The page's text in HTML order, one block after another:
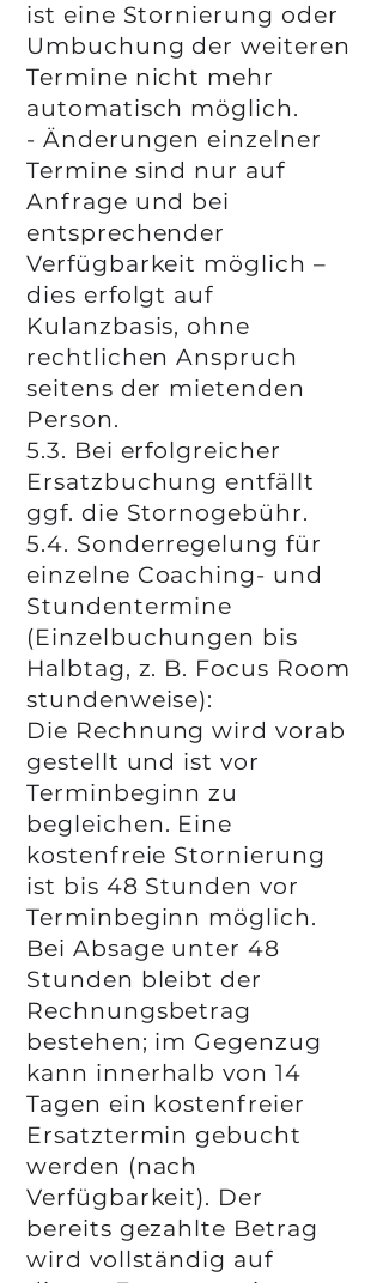
ist eine Stornierung oder
Umbuchung der weiteren
Termine nicht mehr
automatisch möglich.
- Änderungen einzelner
Termine sind nur auf
Anfrage und bei
entsprechender
Verfügbarkeit möglich –
dies erfolgt auf
Kulanzbasis, ohne
rechtlichen Anspruch
seitens der mietenden
Person.
5.3. Bei erfolgreicher
Ersatzbuchung entfällt
ggf. die Stornogebühr.
5.4. Sonderregelung für
einzelne Coaching- und
Stundentermine
(Einzelbuchungen bis
Halbtag, z. B. Focus Room
stundenweise):
Die Rechnung wird vorab
gestellt und ist vor
Terminbeginn zu
begleichen. Eine
kostenfreie Stornierung
ist bis 48 Stunden vor
Terminbeginn möglich.
Bei Absage unter 48
Stunden bleibt der
Rechnungsbetrag
bestehen; im Gegenzug
kann innerhalb von 14
Tagen ein kostenfreier
Ersatztermin gebucht
werden (nach
Verfügbarkeit). Der
bereits gezahlte Betrag
wird vollständig auf